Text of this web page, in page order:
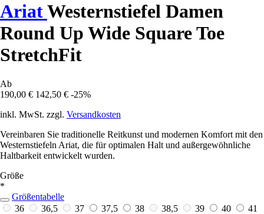
AriatWesternstiefel Damen
Round Up Wide Square Toe
StretchFit
Ab
190,00 € 142,50 € -25%
inkl. MwSt. zzgl. Versandkosten
Vereinbaren Sie traditionelle Reitkunst und modernen Komfort mit den
Westernstiefeln Ariat, die für optimalen Halt und außergewöhnliche
Haltbarkeit entwickelt wurden.
Größe
*
Größentabelle
36
36,5 37 37,5 38 38,5 39 40
41